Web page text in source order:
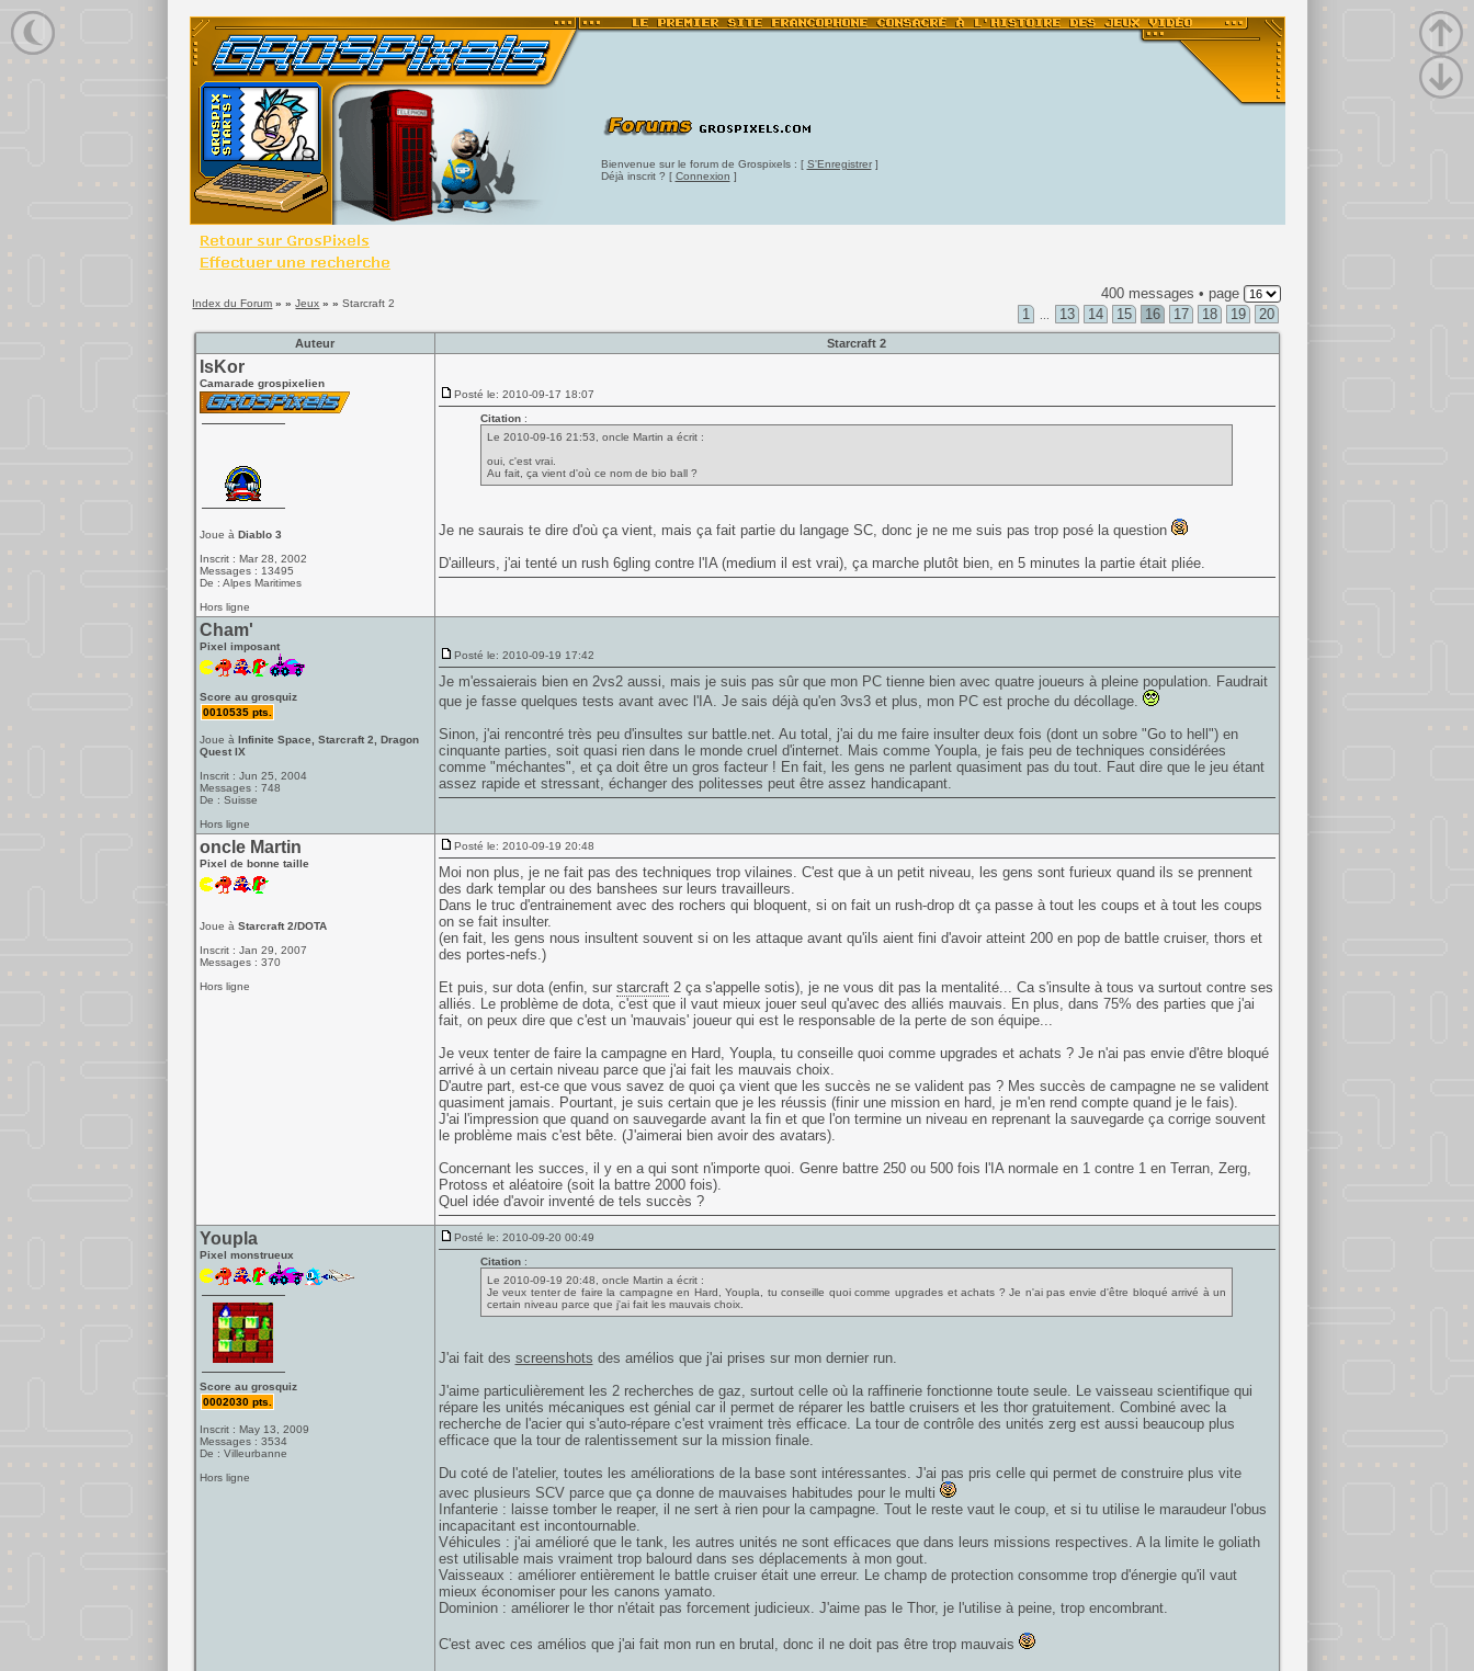
Bienvenue sur le forum de Grospixels : [ S'Enregistrer]
Déjà inscrit ? [ Connexion ]
Index du Forum » »Jeux » »Starcraft 2
400 messages • page
1
13 14 15 16 17 18 19 20
Auteur Starcraft 2
IsKor
Camarade grospixelien
Joue à Diablo 3
Inscrit : Mar 28, 2002
Messages : 13495
De : Alpes Maritimes
Hors ligne
Posté le: 2010-09-17 18:07
Citation:
Le 2010-09-16 21:53, oncle Martin a écrit :
oui, c'est vrai.
Au fait, ça vient d'où ce nom de bio ball ?
Je ne saurais te dire d'où ça vient, mais ça fait partie du langage SC, donc je ne me suis pas trop posé la question
D'ailleurs, j'ai tenté un rush 6gling contre l'IA (medium il est vrai), ça marche plutôt bien, en 5 minutes la partie était pliée.
Cham'
Pixel imposant
Score au grosquiz
0010535 pts.
Joue à Infinite Space, Starcraft 2, Dragon
Quest IX
Inscrit : Jun 25, 2004
Messages : 748
De : Suisse
Hors ligne
Posté le: 2010-09-19 17:42
Je m'essaierais bien en 2vs2 aussi, mais je suis pas sûr que mon PC tienne bien avec quatre joueurs à pleine population. Faudrait
que je fasse quelques tests avant avec l'IA. Je sais déjà qu'en 3vs3 et plus, mon PC est proche du décollage.
Sinon, j'ai rencontré très peu d'insultes sur battle.net. Au total, j'ai du me faire insulter deux fois (dont un sobre "Go to hell") en
cinquante parties, soit quasi rien dans le monde cruel d'internet. Mais comme Youpla, je fais peu de techniques considérées
comme "méchantes", et ça doit être un gros facteur ! En fait, les gens ne parlent quasiment pas du tout. Faut dire que le jeu étant
assez rapide et stressant, échanger des politesses peut être assez handicapant.
oncle Martin
Pixel de bonne taille
Joue à Starcraft 2/DOTA
Inscrit : Jan 29, 2007
Messages : 370
Hors ligne
Posté le: 2010-09-19 20:48
Moi non plus, je ne fait pas des techniques trop vilaines. C'est que à un petit niveau, les gens sont furieux quand ils se prennent
des dark templar ou des banshees sur leurs travailleurs.
Dans le truc d'entrainement avec des rochers qui bloquent, si on fait un rush-drop dt ça passe à tout les coups et à tout les coups
on se fait insulter.
(en fait, les gens nous insultent souvent si on les attaque avant qu'ils aient fini d'avoir atteint 200 en pop de battle cruiser, thors et
des portes-nefs.)
Et puis, sur dota (enfin, sur starcraft2 ça s'appelle sotis), je ne vous dit pas la mentalité... Ca s'insulte à tous va surtout contre ses
alliés. Le problème de dota, c'est que il vaut mieux jouer seul qu'avec des alliés mauvais. En plus, dans 75% des parties que j'ai
fait, on peux dire que c'est un 'mauvais' joueur qui est le responsable de la perte de son équipe...
Je veux tenter de faire la campagne en Hard, Youpla, tu conseille quoi comme upgrades et achats ? Je n'ai pas envie d'être bloqué
arrivé à un certain niveau parce que j'ai fait les mauvais choix.
D'autre part, est-ce que vous savez de quoi ça vient que les succès ne se valident pas ? Mes succès de campagne ne se valident
quasiment jamais. Pourtant, je suis certain que je les réussis (finir une mission en hard, je m'en rend compte quand je le fais).
J'ai l'impression que quand on sauvegarde avant la fin et que l'on termine un niveau en reprenant la sauvegarde ça corrige souvent
le problème mais c'est bête. (J'aimerai bien avoir des avatars).
Concernant les succes, il y en a qui sont n'importe quoi. Genre battre 250 ou 500 fois l'IA normale en 1 contre 1 en Terran, Zerg,
Protoss et aléatoire (soit la battre 2000 fois).
Quel idée d'avoir inventé de tels succès ?
Youpla
Pixel monstrueux
Score au grosquiz
0002030 pts.
Inscrit : May 13, 2009
Messages : 3534
De : Villeurbanne
Hors ligne
Posté le: 2010-09-20 00:49
Citation:
Le 2010-09-19 20:48, oncle Martin a écrit :
Je veux tenter de faire la campagne en Hard, Youpla, tu conseille quoi comme upgrades et achats ? Je n'ai pas envie d'être bloqué arrivé à un
certain niveau parce que j'ai fait les mauvais choix.
J'ai fait des screenshots des amélios que j'ai prises sur mon dernier run.
J'aime particulièrement les 2 recherches de gaz, surtout celle où la raffinerie fonctionne toute seule. Le vaisseau scientifique qui
répare les unités mécaniques est génial car il permet de réparer les battle cruisers et les thor gratuitement. Combiné avec la
recherche de l'acier qui s'auto-répare c'est vraiment très efficace. La tour de contrôle des unités zerg est aussi beaucoup plus
efficace que la tour de ralentissement sur la mission finale.
Du coté de l'atelier, toutes les améliorations de la base sont intéressantes. J'ai pas pris celle qui permet de construire plus vite
avec plusieurs SCV parce que ça donne de mauvaises habitudes pour le multi
Infanterie : laisse tomber le reaper, il ne sert à rien pour la campagne. Tout le reste vaut le coup, et si tu utilise le maraudeur l'obus
incapacitant est incontournable.
Véhicules : j'ai amélioré que le tank, les autres unités ne sont efficaces que dans leurs missions respectives. A la limite le goliath
est utilisable mais vraiment trop balourd dans ses déplacements à mon gout.
Vaisseaux : améliorer entièrement le battle cruiser était une erreur. Le champ de protection consomme trop d'énergie qu'il vaut
mieux économiser pour les canons yamato.
Dominion : améliorer le thor n'était pas forcement judicieux. J'aime pas le Thor, je l'utilise à peine, trop encombrant.
C'est avec ces amélios que j'ai fait mon run en brutal, donc il ne doit pas être trop mauvais